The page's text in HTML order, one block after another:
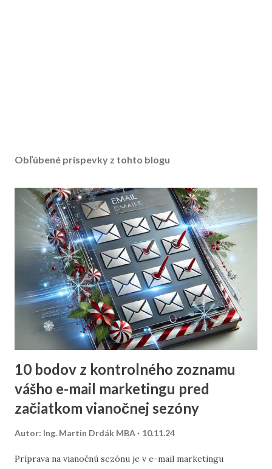
Obľúbené príspevky z tohto blogu
10 bodov z kontrolného zoznamu
vášho e-mail marketingu pred
začiatkom vianočnej sezóny
Autor: Ing. Martin Drdák MBA 10.11.24
Príprava na vianočnú sezónu je v e-mail marketingu